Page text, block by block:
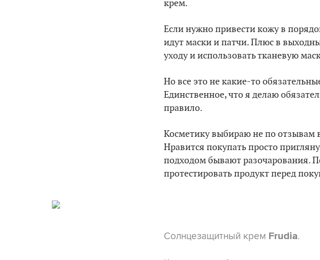
крем.
Если нужно привести кожу в
идут маски и патчи. Плюс в
уходу и использовать тканевую
Но все это не какие-то
Единственное, что я делаю
правило.
Косметику выбираю не по
Нравится покупать просто
подходом бывают разочарования.
протестировать продукт перед
Солнцезащитный крем Frudia.